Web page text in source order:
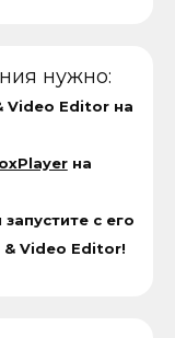
нужно:
Video Editor на
на
с его
Video Editor!